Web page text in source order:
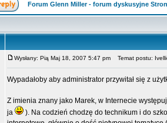
Forum Glenn Miller - forum dyskusyjne
Wysłany: Pią Maj 18, 2007 5:47 pm Temat postu:
Wypadałoby aby administrator przywitał się z
Z imienia znany jako Marek, w Internecie
ja
). Na codzień chodzę do technikum i do